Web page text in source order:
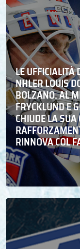
LE UFFICIALITÀ
NHLER LOUIS
BOLZANO. AL
FRYCKLUND E
CHIUDE LA
RINNOVA COL